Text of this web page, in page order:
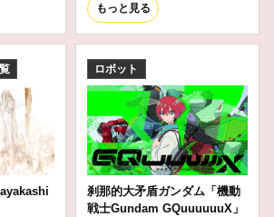
もっと見る
ロボット
刹那的大矛盾ガンダム「機動
戦士Gundam GQuuuuuuX」